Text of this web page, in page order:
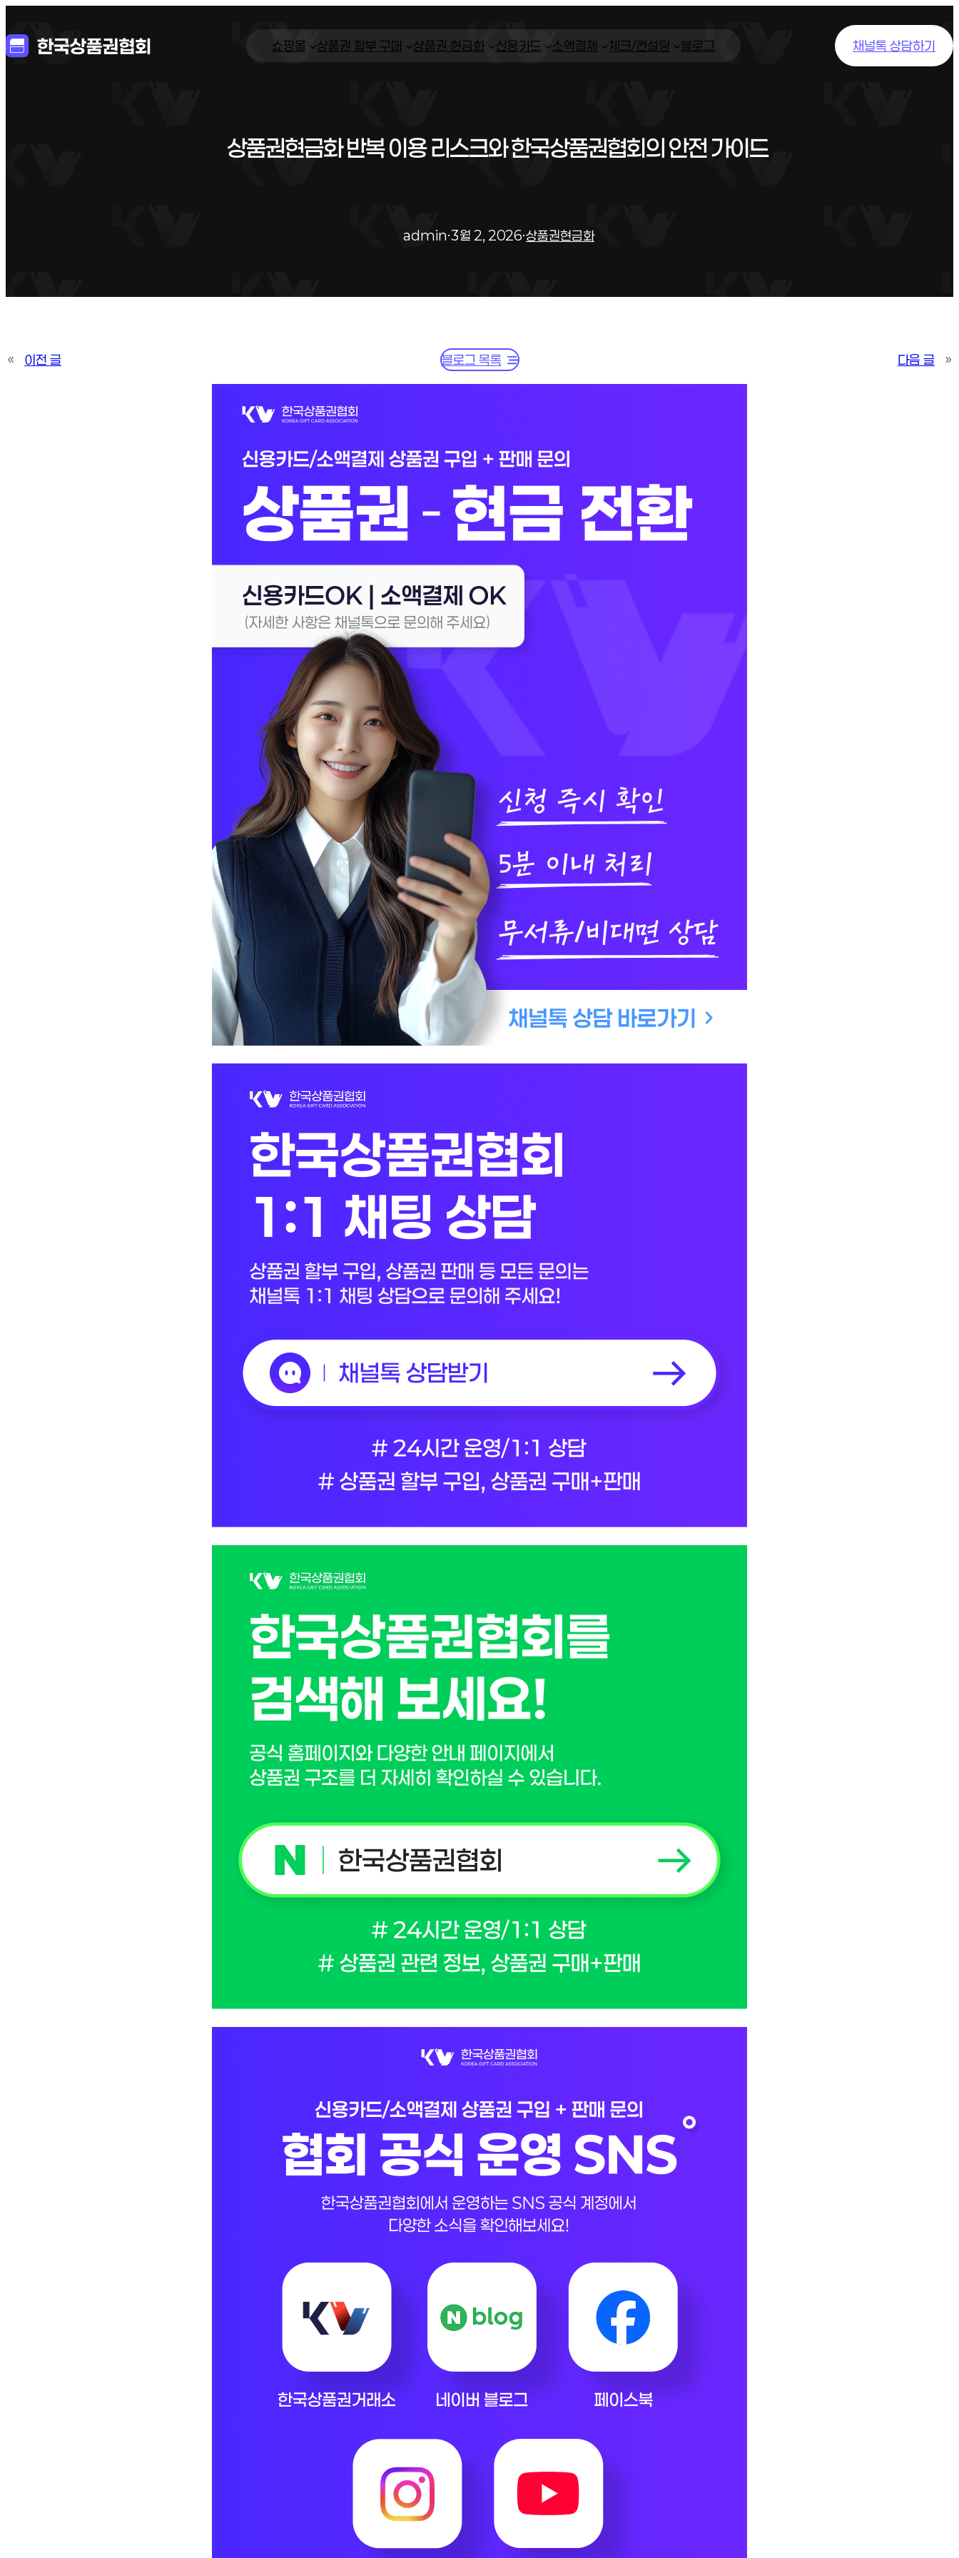
쇼핑몰 상품권 할부 구매 상품권 현금화 신용카드 소액결제 체크/컨설팅 블로그 채널톡 상담하기
상품권현금화 반복 이용 리스크와 한국상품권협회의 안전 가이드
admin·3월 2, 2026·상품권현금화
« 이전 글 블로그 목록 다음 글 »